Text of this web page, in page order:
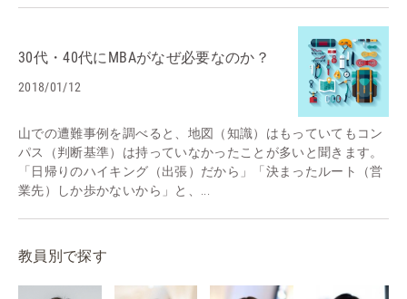
30代・40代にMBAがなぜ必要なのか？
2018/01/12
山での遭難事例を調べると、地図（知識）はもっていてもコン
パス（判断基準）は持っていなかったことが多いと聞きます。
「日帰りのハイキング（出張）だから」「決まったルート（営
業先）しか歩かないから」と、...
教員別で探す